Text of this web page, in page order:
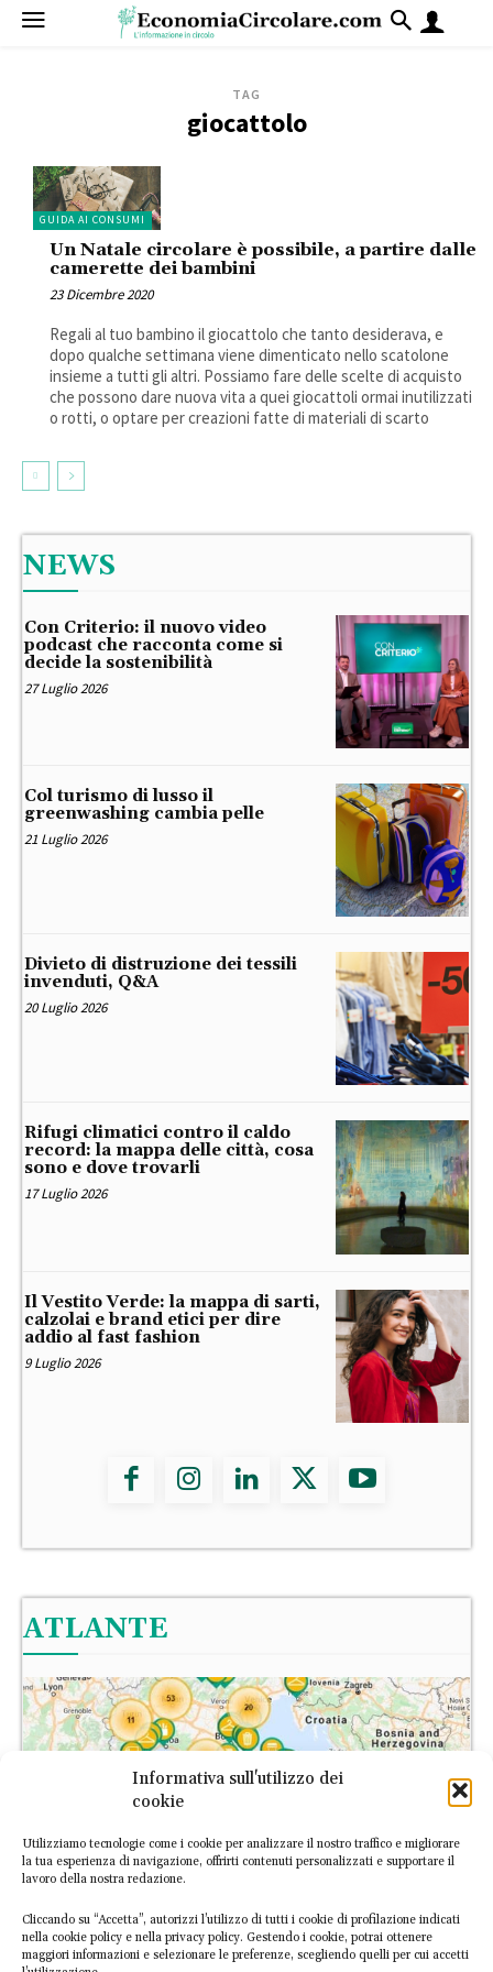
Informativa sull'utilizzo dei
cookie
Utilizziamo tecnologie come i cookie per analizzare il nostro traffico e migliorare
la tua esperienza di navigazione, offrirti contenuti personalizzati e supportare il
lavoro della nostra redazione.
Cliccando su “Accetta”, autorizzi l’utilizzo di tutti i cookie di profilazione indicati
nella cookie policy e nella privacy policy. Gestendo i cookie, potrai ottenere
maggiori informazioni e selezionare le preferenze, scegliendo quelli per cui accetti
TAG
giocattolo
GUIDA AI CONSUMI
Un Natale circolare è possibile, a partire dalle
camerette dei bambini
23 Dicembre 2020
Regali al tuo bambino il giocattolo che tanto desiderava, e
dopo qualche settimana viene dimenticato nello scatolone
insieme a tutti gli altri. Possiamo fare delle scelte di acquisto
che possono dare nuova vita a quei giocattoli ormai inutilizzati
o rotti, o optare per creazioni fatte di materiali di scarto
NEWS
Con Criterio: il nuovo video
podcast che racconta come si
decide la sostenibilità
27 Luglio 2026
Col turismo di lusso il
greenwashing cambia pelle
21 Luglio 2026
Divieto di distruzione dei tessili
invenduti, Q&A
20 Luglio 2026
Rifugi climatici contro il caldo
record: la mappa delle città, cosa
sono e dove trovarli
17 Luglio 2026
Il Vestito Verde: la mappa di sarti,
calzolai e brand etici per dire
addio al fast fashion
9 Luglio 2026
ATLANTE